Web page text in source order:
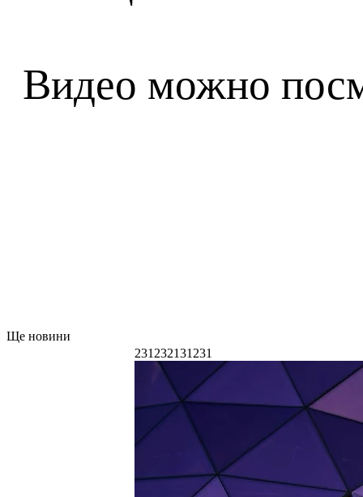
Видео можно
Ще новини
231232131231